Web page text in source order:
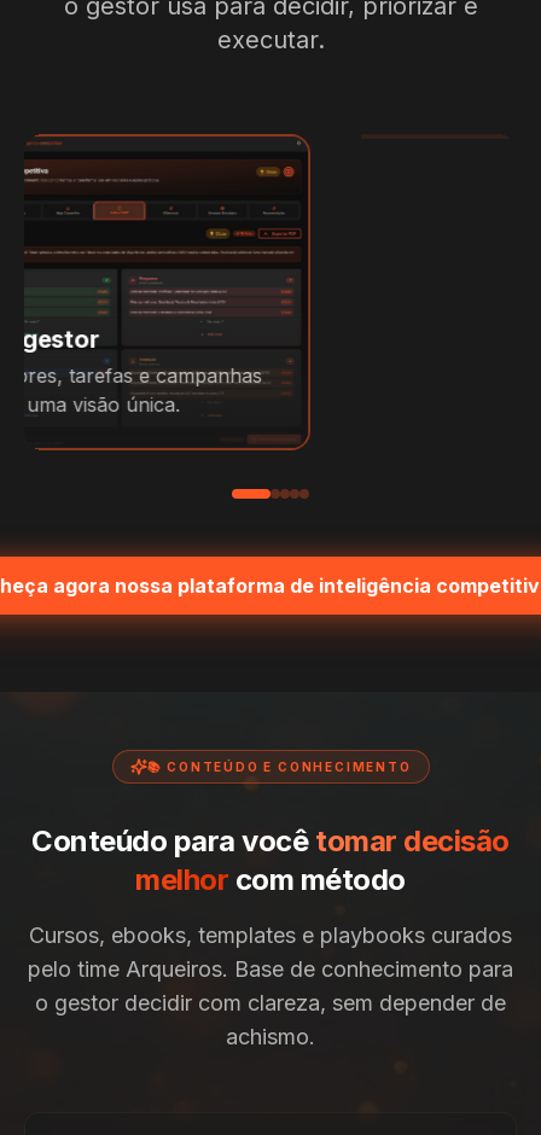
o gestor usa para decidir, priorizar e
executar.
Radar Competitivo em 10 eixos
Sua força competitiva mapeada em uma
tela, com os pontos de ataque claros.
agora nossa plataforma de inteligência
📚 CONTEÚDO E CONHECIMENTO
Conteúdo para você tomar decisão
melhor com método
Cursos, ebooks, templates e playbooks curados
pelo time Arqueiros. Base de conhecimento para
o gestor decidir com clareza, sem depender de
achismo.